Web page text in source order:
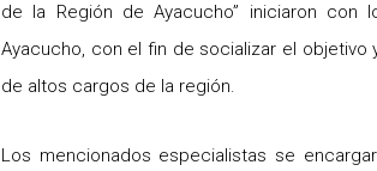
de la Región de Ayacucho” iniciaron
Ayacucho, con el fin de socializar el
de altos cargos de la región.
Los mencionados especialistas se